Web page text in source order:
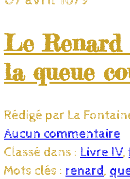
Le Renard
la queue
Rédigé par La
Aucun commentaire
Classé dans : Livre IV,
Mots clés : renard,